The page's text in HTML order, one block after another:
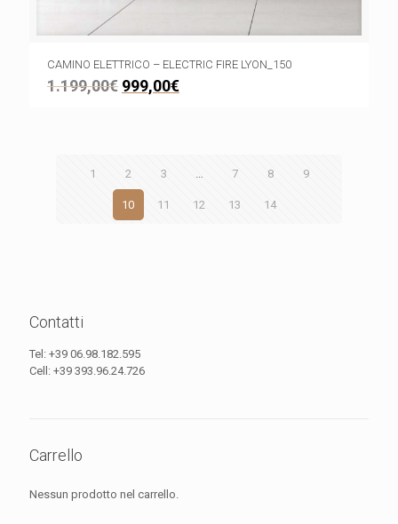
CAMINO ELETTRICO – ELECTRIC FIRE LYON_150
1.199,00€ 999,00€
1 2 3 … 7 8 9
10 11 12 13 14
Contatti
Tel: +39 06.98.182.595
Cell: +39 393.96.24.726
Carrello
Nessun prodotto nel carrello.